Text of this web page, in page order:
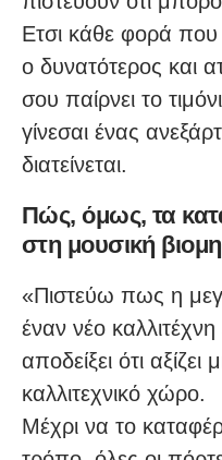
Ετσι κάθε φορά που
ο δυνατότερος και
σου παίρνει το
γίνεσαι ένας
διατείνεται.
Πώς, όμως, τα
στη μουσική
«Πιστεύω πως η
έναν νέο καλλιτέχνη
αποδείξει ότι
καλλιτεχνικό χώρο.
Μέχρι να το